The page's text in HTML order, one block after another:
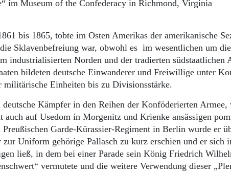
Gesellschaft
Pommern
Berlin-
Schlesien
Danzig und
im Museum of the Confederacy in Richmond, Virginia
bis 1865, tobte im Osten Amerikas der amerikanische
Sklavenbefreiung war, obwohl es im wesentlichen um
industrialisierten Norden und der tradierten südstaatlichen
bildeten deutsche Einwanderer und Freiwillige unter
militärische Einheiten bis zu Divisionsstärke.
deutsche Kämpfer in den Reihen der Konföderierten
auch auf Usedom in Morgenitz und Krienke ansässigen
Garde-Kürassier-Regiment in Berlin wurde er
zur Uniform gehörige Pallasch zu kurz erschien und er sich
ließ, in dem bei einer Parade sein König Friedrich
vermutete und die weitere Verwendung dieser